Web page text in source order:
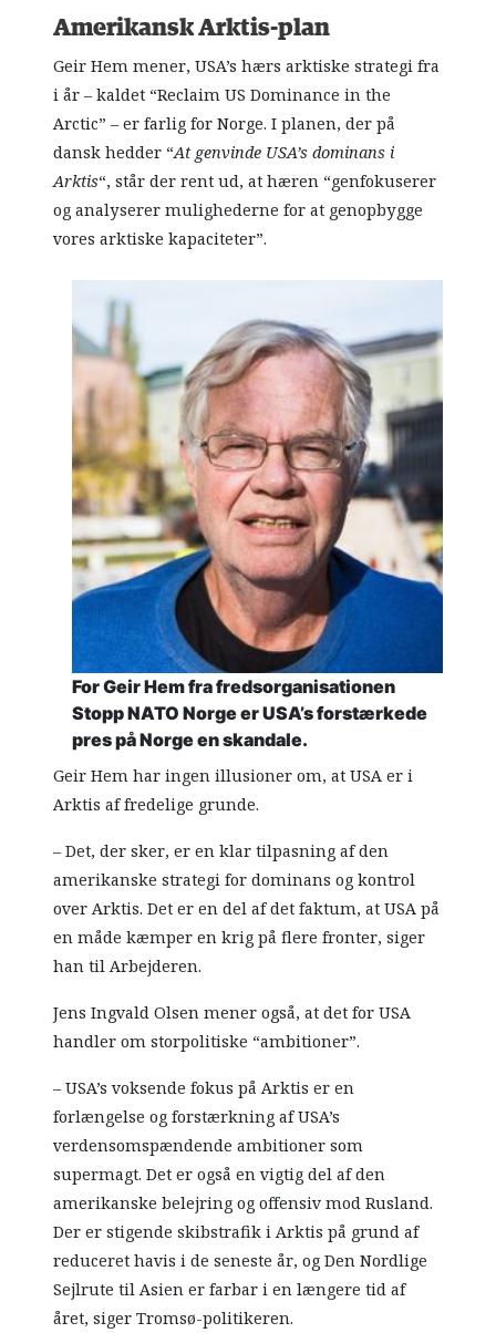
Amerikansk Arktis-plan
Geir Hem mener, USA’s hærs arktiske strategi fra
i år – kaldet “Reclaim US Dominance in the
Arctic” – er farlig for Norge. I planen, der på
dansk hedder “At genvinde USA’s dominans i
Arktis“, står der rent ud, at hæren “genfokuserer
og analyserer mulighederne for at genopbygge
vores arktiske kapaciteter”.
For Geir Hem fra fredsorganisationen
Stopp NATO Norge er USA’s forstærkede
pres på Norge en skandale.
Geir Hem har ingen illusioner om, at USA er i
Arktis af fredelige grunde.
– Det, der sker, er en klar tilpasning af den
amerikanske strategi for dominans og kontrol
over Arktis. Det er en del af det faktum, at USA på
en måde kæmper en krig på flere fronter, siger
han til Arbejderen.
Jens Ingvald Olsen mener også, at det for USA
handler om storpolitiske “ambitioner”.
– USA’s voksende fokus på Arktis er en
forlængelse og forstærkning af USA’s
verdensomspændende ambitioner som
supermagt. Det er også en vigtig del af den
amerikanske belejring og offensiv mod Rusland.
Der er stigende skibstrafik i Arktis på grund af
reduceret havis i de seneste år, og Den Nordlige
Sejlrute til Asien er farbar i en længere tid af
året, siger Tromsø-politikeren.